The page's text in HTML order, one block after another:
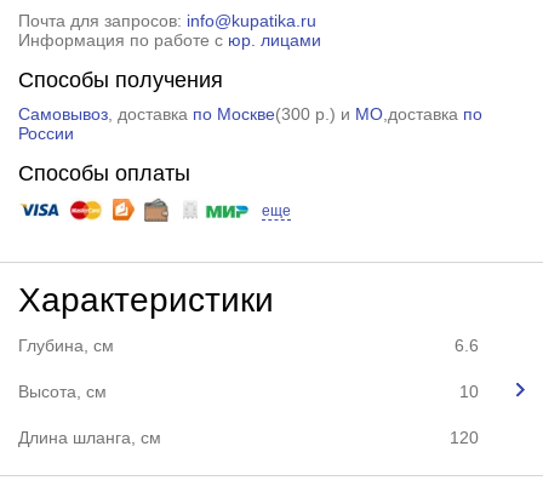
Почта для запросов: info@kupatika.ru
Информация по работе с юр. лицами
Способы получения
Самовывоз, доставка по Москве(300 р. ) и МО,доставка по
России
Способы оплаты
еще
Характеристики
Глубина, см 6.6
Высота, см 10
Длина шланга, см 120